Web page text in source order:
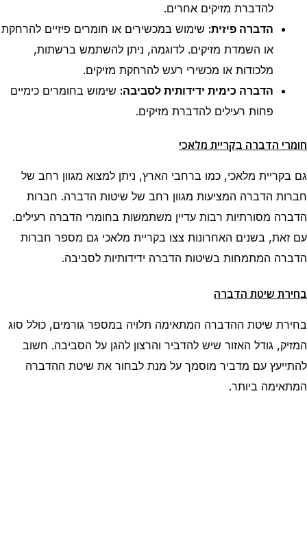
להדברת מזיקים אחרים.
הדברה פיזית: שימוש במכשירים או חומרים פיזיים להרחקת
או השמדת מזיקים. לדוגמה, ניתן להשתמש ברשתות,
מלכודות או מכשירי רעש להרחקת מזיקים.
הדברה כימית ידידותית לסביבה: שימוש בחומרים כימיים
פחות רעילים להדברת מזיקים.
חומרי הדברה בקריית מלאכי
גם בקריית מלאכי, כמו ברחבי הארץ, ניתן למצוא מגוון רחב של
חברות הדברה המציעות מגוון רחב של שיטות הדברה. חברות
הדברה מסורתיות רבות עדיין משתמשות בחומרי הדברה רעילים.
עם זאת, בשנים האחרונות צצו בקריית מלאכי גם מספר חברות
הדברה המתמחות בשיטות הדברה ידידותיות לסביבה.
בחירת שיטת הדברה
בחירת שיטת ההדברה המתאימה תלויה במספר גורמים, כולל סוג
המזיק, גודל האזור שיש להדביר והרצון להגן על הסביבה. חשוב
להתייעץ עם מדביר מוסמך על מנת לבחור את שיטת ההדברה
המתאימה ביותר.